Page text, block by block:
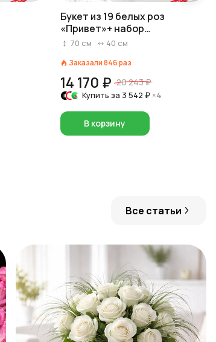
Букет из 19 белых роз
«Привет»+ набор
шоколадных конфет в
70 см 40 см
Заказали846раз
14 170 ₽ 20 243 ₽
Купить за 3 542 ₽ ×4
В корзину
Все статьи